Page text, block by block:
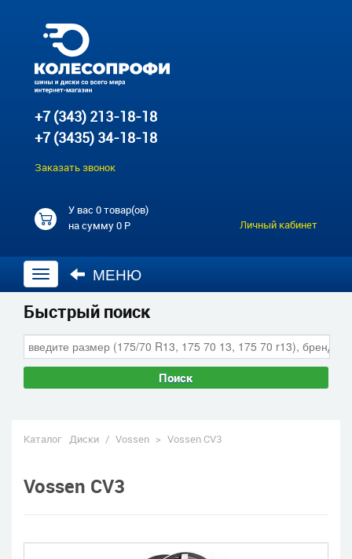
+7 (343) 213-18-18
+7 (3435) 34-18-18
Заказать звонок
У вас0 товар(ов)
на сумму0 Р Личный кабинет
Открыть
навигацию
МЕНЮ
Быстрый поиск
Поиск
Каталог Диски / Vossen > Vossen CV3
Vossen CV3